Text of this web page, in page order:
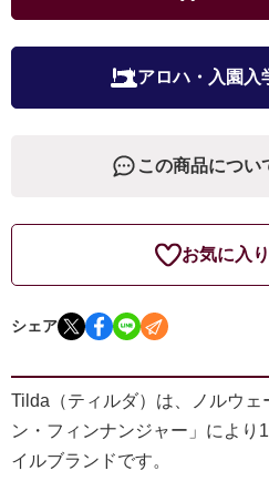
アロハ・入園入
この商品につい
お気に入
シェア
Tilda（ティルダ）は、ノルウ
ン・フィンナンジャー」により
イルブランドです。